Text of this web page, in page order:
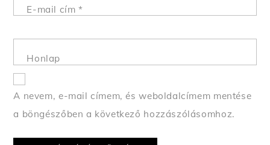
E-mail cím*
Honlap
A nevem, e-mail címem, és weboldalcímem mentése
a böngészőben a következő hozzászólásomhoz.